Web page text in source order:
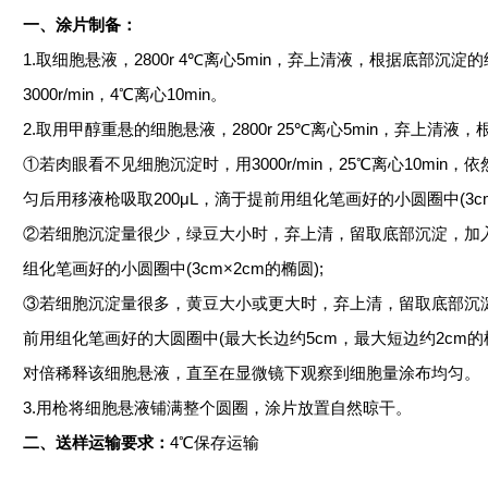
一、 涂片制备：
1.取细胞悬液，2800r 4℃离心5min，弃上清液，根据底部沉淀
3000r/min，4℃离心10min。
2.取用甲醇重悬的细胞悬液，2800r 25℃离心5min，弃上清液，
①若肉眼看不见细胞沉淀时，用3000r/min，25℃离心10min，
匀后用移液枪吸取200μL，滴于提前用组化笔画好的小圆圈中
②若细胞沉淀量很少，绿豆大小时，弃上清，留取底部沉淀，
组化笔画好的小圆圈中(3cm×2cm的椭圆);
③若细胞沉淀量很多，黄豆大小或更大时，弃上清，留取底部
前用组化笔画好的大圆圈中(最大长边约5cm，最大短边约2cm的
对倍稀释该细胞悬液，直至在显微镜下观察到细胞量涂布均匀。
3.用枪将细胞悬液铺满整个圆圈，涂片放置自然晾干。
二、 送样运输要求： 4℃保存运输